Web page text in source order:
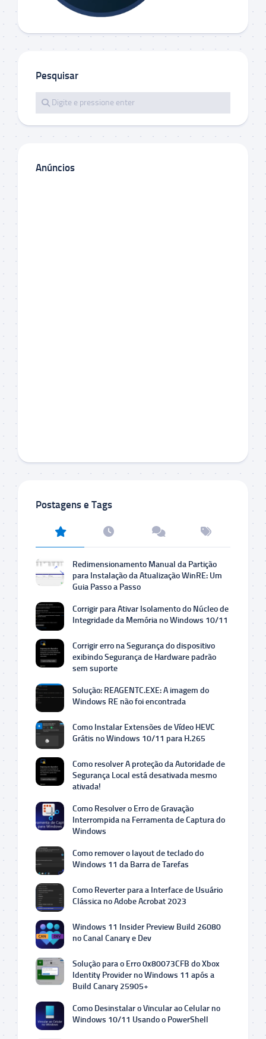
Pesquisar
Anúncios
Postagens e Tags
Redimensionamento Manual da Partição
para Instalação da Atualização WinRE: Um
Guia Passo a Passo
Corrigir para Ativar Isolamento do Núcleo de
Integridade da Memória no Windows 10/11
Corrigir erro na Segurança do dispositivo
exibindo Segurança de Hardware padrão
sem suporte
Solução: REAGENTC.EXE: A imagem do
Windows RE não foi encontrada
Como Instalar Extensões de Vídeo HEVC
Grátis no Windows 10/11 para H.265
Como resolver A proteção da Autoridade de
Segurança Local está desativada mesmo
ativada!
Como Resolver o Erro de Gravação
Interrompida na Ferramenta de Captura do
Windows
Como remover o layout de teclado do
Windows 11 da Barra de Tarefas
Como Reverter para a Interface de Usuário
Clássica no Adobe Acrobat 2023
Windows 11 Insider Preview Build 26080
no Canal Canary e Dev
Solução para o Erro 0x80073CFB do Xbox
Identity Provider no Windows 11 após a
Build Canary 25905+
Como Desinstalar o Vincular ao Celular no
Windows 10/11 Usando o PowerShell